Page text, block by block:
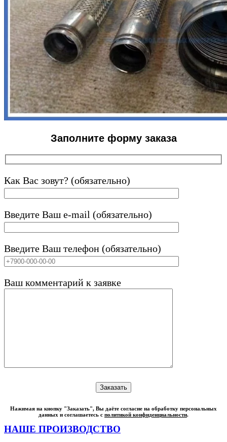
Заполните форму заказа
Как Вас зовут? (обязательно)
Введите Ваш e-mail (обязательно)
Введите Ваш телефон (обязательно)
Ваш комментарий к заявке
Нажимая на кнопку "Заказать", Вы даёте согласие на обработку персональных
данных и соглашаетесь с политикой конфиденциальности.
НАШЕ ПРОИЗВОДСТВО